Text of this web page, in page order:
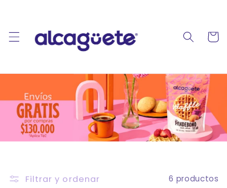
Carrito
Filtrar y ordenar 6 productos